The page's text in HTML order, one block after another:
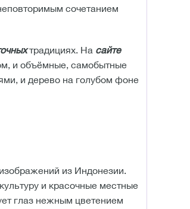
сочетанием
традициях. На сайте
и объёмные, самобытные
и дерево на голубом фоне
из Индонезии.
и красочные местные
глаз нежным цветением